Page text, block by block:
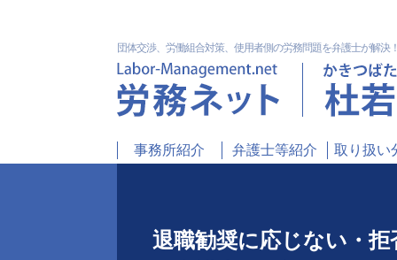
団体交渉、労働組合対策、使用者側の労務問題を弁護士が解決！
事務所紹介 弁護士等紹介 取り扱い
退職勧奨に応じない・